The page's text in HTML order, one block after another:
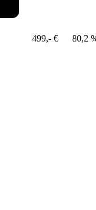
499,- € 80,2